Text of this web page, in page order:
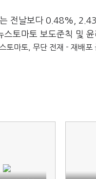
전날보다 0.48%,
스토마토 보도준칙 및
토마토, 무단 전재 - 재배포